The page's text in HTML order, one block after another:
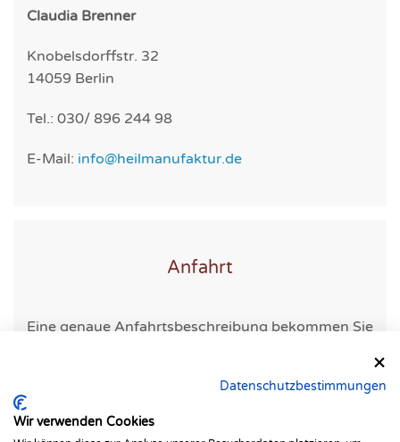
Claudia Brenner
Knobelsdorffstr. 32
14059 Berlin
Tel.: 030/ 896 244 98
E-Mail: info@heilmanufaktur.de
Anfahrt
Eine genaue Anfahrtsbeschreibung bekommen Sie
Datenschutzbestimmungen
Wir verwenden Cookies